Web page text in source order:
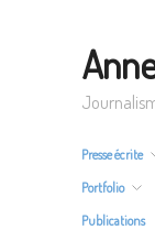
Presse écrite
Portfolio
Publications